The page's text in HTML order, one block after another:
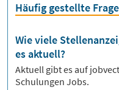
Häufig gestellte
Wie viele
es aktuell?
Aktuell gibt es auf
Schulungen Jobs.